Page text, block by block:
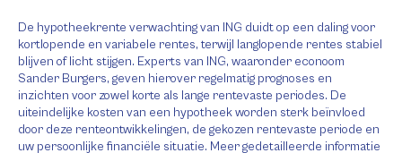
De hypotheekrente verwachting van ING duidt op een daling voor
kortlopende en variabele rentes, terwijl langlopende rentes stabiel
blijven of licht stijgen. Experts van ING, waaronder econoom
Sander Burgers, geven hierover regelmatig prognoses en
inzichten voor zowel korte als lange rentevaste periodes. De
uiteindelijke kosten van een hypotheek worden sterk beïnvloed
door deze renteontwikkelingen, de gekozen rentevaste periode en
uw persoonlijke financiële situatie. Meer gedetailleerde informatie